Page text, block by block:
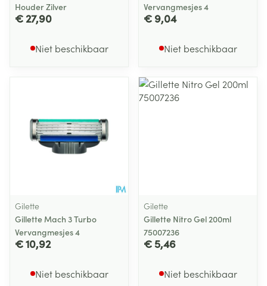
Houder Zilver
€ 27,90
Niet beschikbaar
Vervangmesjes 4
€ 9,04
Niet beschikbaar
Gilette
Gillette Mach 3 Turbo
Vervangmesjes 4
€ 10,92
Niet beschikbaar
Gilette
Gillette Nitro Gel 200ml
75007236
€ 5,46
Niet beschikbaar